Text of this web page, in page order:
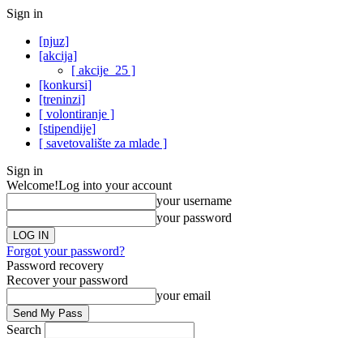
Sign in
[njuz]
[akcija]
[ akcije_25 ]
[konkursi]
[treninzi]
[ volontiranje ]
[stipendije]
[ savetovalište za mlade ]
Sign in
Welcome!Log into your account
your username
your password
Forgot your password?
Password recovery
Recover your password
your email
Search